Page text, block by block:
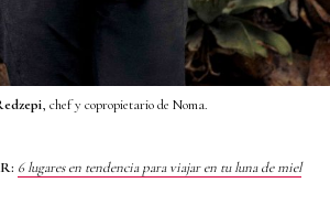
, chef y copropietario de Noma.
6 lugares en tendencia para viajar en tu luna de miel